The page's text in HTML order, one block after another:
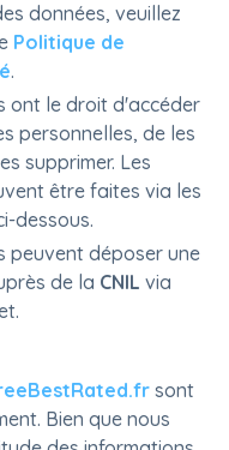
données, veuillez
Politique de
.
ont le droit d'accéder
personnelles, de les
supprimer. Les
être faites via les
dessous.
peuvent déposer une
de la CNIL via
sont
Bien que nous